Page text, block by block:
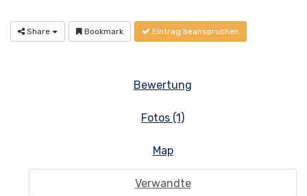
Share Bookmark Eintrag beanspruchen
Bewertung
Fotos (1)
Map
Verwandte